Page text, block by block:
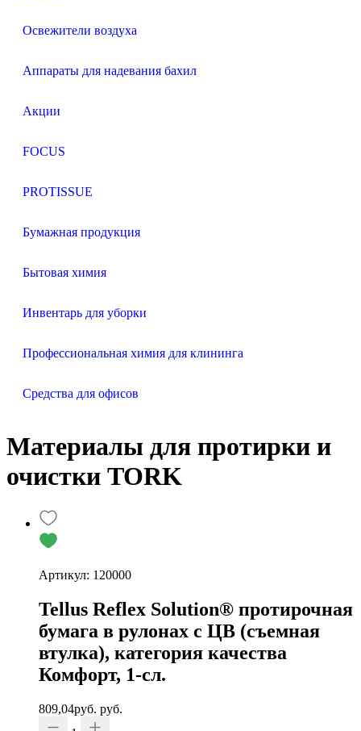
Освежители воздуха
Аппараты для надевания бахил
Акции
FOCUS
PROTISSUE
Бумажная продукция
Бытовая химия
Инвентарь для уборки
Профессиональная химия для клининга
Средства для офисов
Материалы для протирки и
очистки TORK
Артикул: 120000
Tellus Reflex Solution® протирочная
бумага в рулонах с ЦВ (съемная
втулка), категория качества
Комфорт, 1-сл.
809,04руб. руб.